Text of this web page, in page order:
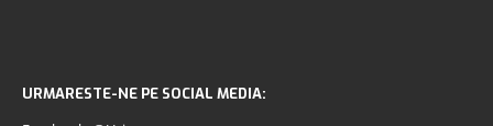
URMARESTE-NE PE SOCIAL MEDIA: